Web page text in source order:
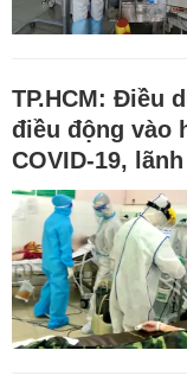
TP.HCM: Điều
điều động vào
COVID-19,